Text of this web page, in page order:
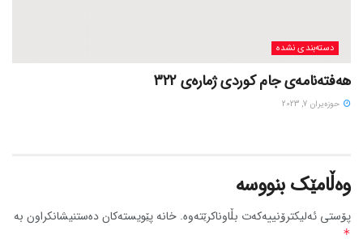
دسته‌بندی نشده
هەفتەنامەی جام کوردی ژمارەی 322
حوزه‌یران 7, 2023
وەڵامێک بنووسە
پۆستی ئەلیکترۆنییەکەت بڵاوناکرێتەوە. خانە پێویستەکان دەستنیشانکراون بە
*